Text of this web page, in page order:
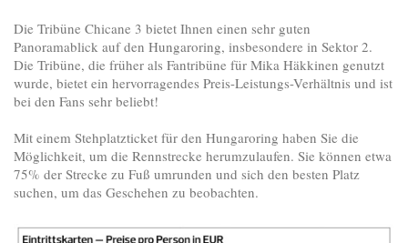
Die Tribüne Chicane 3 bietet Ihnen einen sehr guten
Panoramablick auf den Hungaroring, insbesondere in Sektor 2.
Die Tribüne, die früher als Fantribüne für Mika Häkkinen genutzt
wurde, bietet ein hervorragendes Preis-Leistungs-Verhältnis und ist
bei den Fans sehr beliebt!
Mit einem Stehplatzticket für den Hungaroring haben Sie die
Möglichkeit, um die Rennstrecke herumzulaufen. Sie können etwa
75% der Strecke zu Fuß umrunden und sich den besten Platz
suchen, um das Geschehen zu beobachten.